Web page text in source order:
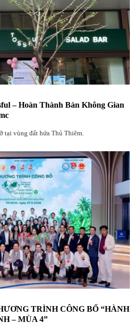
– Hoàn Thành Bàn Không Gian
tại vùng đất hứa Thủ Thiêm.
TRÌNH CÔNG BỐ “HÀNH
– MÙA 4”